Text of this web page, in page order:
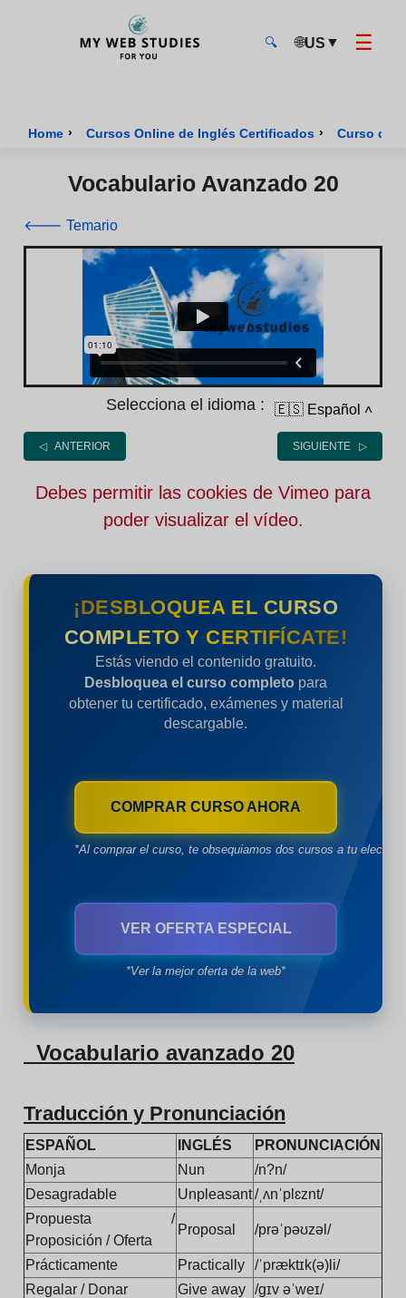
🔍 🌐US ▼ ☰
Home › Cursos Online de Inglés Certificados › Curso de
Vocabulario Avanzado 20
🡐 Temario
Selecciona el idioma : 🇪🇸 Español ˄
◁ ANTERIOR SIGUIENTE ▷
Debes permitir las cookies de Vimeo para
poder visualizar el vídeo.
¡DESBLOQUEA EL CURSO
COMPLETO Y CERTIFÍCATE!
Estás viendo el contenido gratuito.
Desbloquea el curso completo para
obtener tu certificado, exámenes y material
descargable.
COMPRAR CURSO AHORA
*Al comprar el curso, te obsequiamos dos cursos a tu
VER OFERTA ESPECIAL
*Ver la mejor oferta de la web*
Vocabulario avanzado 20
Traducción y Pronunciación
ESPAÑOL INGLÉS
PRONUNCIACIÓN
Monja
Nun
/n?n/
Desagradable
Unpleasant/ˌʌnˈplɛznt/
Propuesta /
Proposición / Oferta
Proposal /prəˈpəʊzəl/
Prácticamente Practically
/ˈpræktɪk(ə)li/
Regalar / Donar
Give away /ɡɪv əˈweɪ/